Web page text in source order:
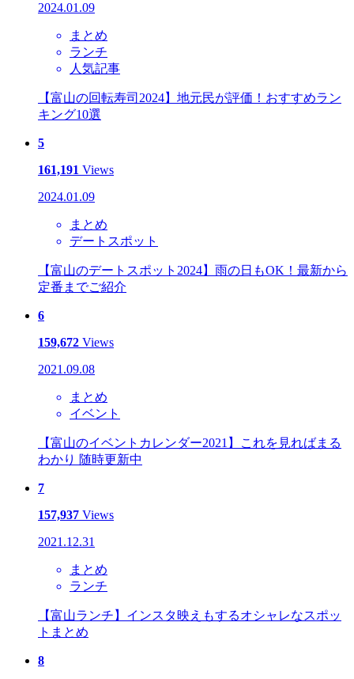
2024.01.09
まとめ
ランチ
人気記事
【富山の回転寿司2024】地元民が評価！おすすめラン
キング10選
5
161,191 Views
2024.01.09
まとめ
デートスポット
【富山のデートスポット2024】雨の日もOK！最新から
定番までご紹介
6
159,672 Views
2021.09.08
まとめ
イベント
【富山のイベントカレンダー2021】これを見ればまる
わかり 随時更新中
7
157,937 Views
2021.12.31
まとめ
ランチ
【富山ランチ】インスタ映えもするオシャレなスポッ
トまとめ
8